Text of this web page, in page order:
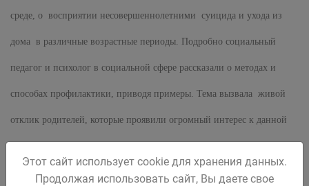
среде, о восприятии несовершеннолетними суицида и ухода из
дома в различные возрастные периоды. Подробно социальный
педагог и психолог в социальной сфере рассказали о методах и
способах профилактики, приводя примеры. Тема вызвала живой
отклик родителей, которые проявили огромный интерес к данной
В завершение родители сделали выводы о том, что главное –
Этот сайт использует cookie для хранения данных.
Продолжая использовать сайт, Вы даете свое